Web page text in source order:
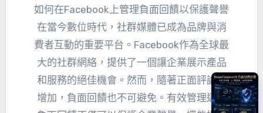
如何在Facebook上管理負面回饋以保護聲譽
在當今數位時代，社群媒體已成為品牌與消
費者互動的重要平台。Facebook作為全球最
大的社群網絡，提供了一個讓企業展示產品
和服務的絕佳機會。然而，隨著正面評論的
增加，負面回饋也不可避免。有效管理這些